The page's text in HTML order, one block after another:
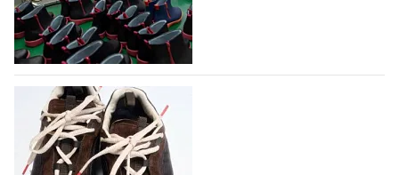
раздел для продажи продукции локальных
дизайнерских марок одежды, обуви и аксессуаров.
Бренды также получат маркетинговую…
06.08.2026 590
Объем мирового производства обуви в
2025 году практически не увеличился
В 2025 году мировое производство обуви